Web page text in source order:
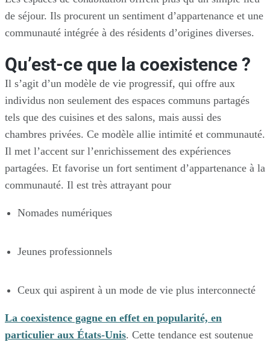
de séjour. Ils procurent un sentiment d’appartenance et une
communauté intégrée à des résidents d’origines diverses.
Qu’est-ce que la coexistence ?
Il s’agit d’un modèle de vie progressif, qui offre aux
individus non seulement des espaces communs partagés
tels que des cuisines et des salons, mais aussi des
chambres privées. Ce modèle allie intimité et communauté.
Il met l’accent sur l’enrichissement des expériences
partagées. Et favorise un fort sentiment d’appartenance à la
communauté. Il est très attrayant pour
Nomades numériques
Jeunes professionnels
Ceux qui aspirent à un mode de vie plus interconnecté
La coexistence gagne en effet en popularité, en
particulier aux États-Unis. Cette tendance est soutenue